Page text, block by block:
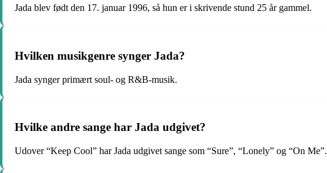
Jada blev født den 17. januar 1996, så hun er i skrivende stund 25 år gammel.
Hvilken musikgenre synger Jada?
Jada synger primært soul- og R&B-musik.
Hvilke andre sange har Jada udgivet?
Udover “Keep Cool” har Jada udgivet sange som “Sure”, “Lonely” og “On Me”.